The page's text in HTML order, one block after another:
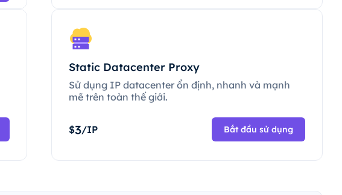
Static Datacenter Proxy
Sử dụng IP datacenter ổn định, nhanh và mạnh
mẽ trên toàn thế giới.
$3/IP Bắt đầu sử dụng